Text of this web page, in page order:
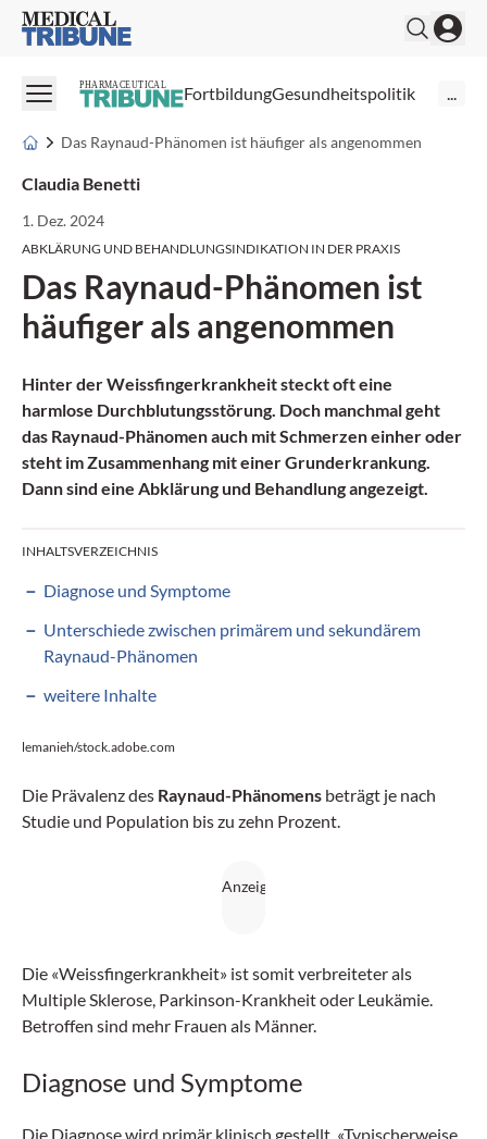
Medical Tribune
PHARMACEUTICAL FortbildungGesundheitspolitik ...
Das Raynaud-Phänomen ist häufiger als angenommen
Claudia Benetti
1. Dez. 2024
ABKLÄRUNG UND BEHANDLUNGSINDIKATION IN DER PRAXIS
Das Raynaud-Phänomen ist
häufiger als angenommen
Hinter der Weissfingerkrankheit steckt oft eine
harmlose Durchblutungsstörung. Doch manchmal geht
das Raynaud-Phänomen auch mit Schmerzen einher oder
steht im Zusammenhang mit einer Grunderkrankung.
Dann sind eine Abklärung und Behandlung angezeigt.
INHALTSVERZEICHNIS
Diagnose und Symptome
Unterschiede zwischen primärem und sekundärem
Raynaud-Phänomen
weitere Inhalte
lemanieh/stock.adobe.com
Die Prävalenz des Raynaud-Phänomens beträgt je nach
Studie und Population bis zu zehn Prozent.
Die «Weissfingerkrankheit» ist somit verbreiteter als
Multiple Sklerose, Parkinson-Krankheit oder Leukämie.
Betroffen sind mehr Frauen als Männer.
Diagnose und Symptome
Die Diagnose wird primär klinisch gestellt. «Typischerweise